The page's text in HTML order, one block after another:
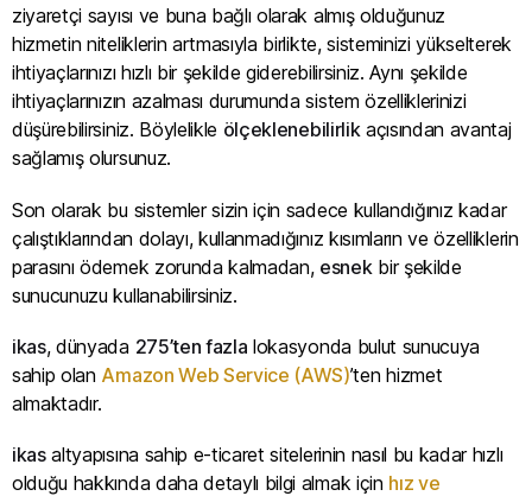
ziyaretçi sayısı ve buna bağlı olarak almış olduğunuz
hizmetin niteliklerin artmasıyla birlikte, sisteminizi yükselterek
ihtiyaçlarınızı hızlı bir şekilde giderebilirsiniz. Aynı şekilde
ihtiyaçlarınızın azalması durumunda sistem özelliklerinizi
düşürebilirsiniz. Böylelikle ölçeklenebilirlikaçısından avantaj
sağlamış olursunuz.
Son olarak bu sistemler sizin için sadece kullandığınız kadar
çalıştıklarından dolayı, kullanmadığınız kısımların ve özelliklerin
parasını ödemek zorunda kalmadan, esnek bir şekilde
sunucunuzu kullanabilirsiniz.
ikas, dünyada 275’ten fazla lokasyonda bulut sunucuya
sahip olan Amazon Web Service (AWS)’ten hizmet
almaktadır.
ikasaltyapısına sahip e-ticaret sitelerinin nasıl bu kadar hızlı
olduğu hakkında daha detaylı bilgi almak için hız ve